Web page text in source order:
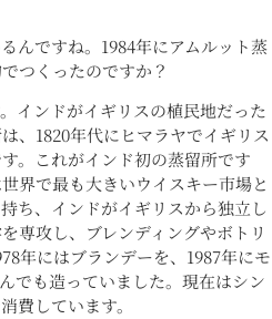
んですね。1984年にアムルット蒸
つくったのですか？
インドがイギリスの植民地だった
、1820年代にヒマラヤでイギリス
。これがインド初の蒸留所です
界で最も大きいウイスキー市場と
ち、インドがイギリスから独立し
専攻し、ブレンディングやボトリ
年にはブランデーを、1987年にモ
でも造っていました。現在はシン
費しています。